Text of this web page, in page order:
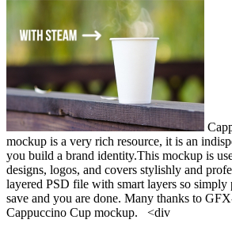
mockup is a very rich resource, it is an
you build a brand identity.This mockup is
designs, logos, and covers stylishly and
layered PSD file with smart layers so simply
save and you are done. Many thanks to
Cappuccino Cup mockup. <div